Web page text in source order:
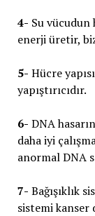
4- Su
enerji üretir,
5- Hücre
yapıştırıcıdır.
6- DNA
daha iyi
anormal DNA
7- Bağışıklık
sistemi kanser